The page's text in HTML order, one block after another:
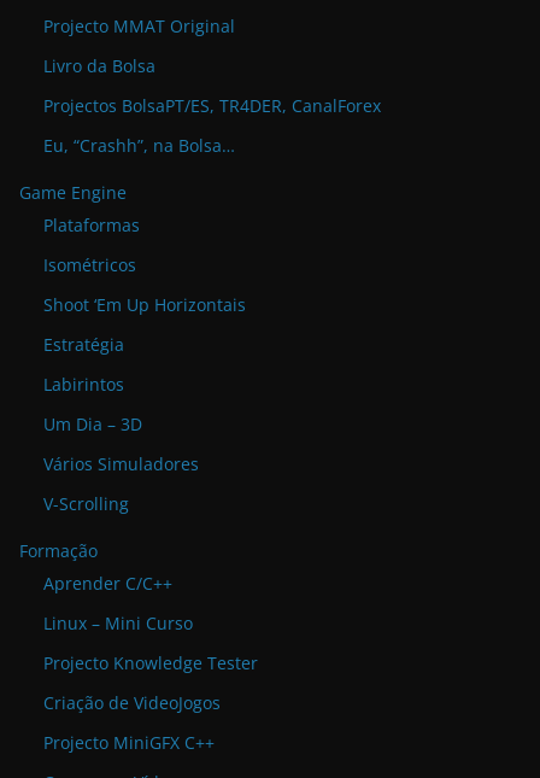
Projecto MMAT Original
Livro da Bolsa
Projectos BolsaPT/ES, TR4DER, CanalForex
Eu, “Crashh”, na Bolsa…
Game Engine
Plataformas
Isométricos
Shoot ‘Em Up Horizontais
Estratégia
Labirintos
Um Dia – 3D
Vários Simuladores
V-Scrolling
Formação
Aprender C/C++
Linux – Mini Curso
Projecto Knowledge Tester
Criação de VideoJogos
Projecto MiniGFX C++